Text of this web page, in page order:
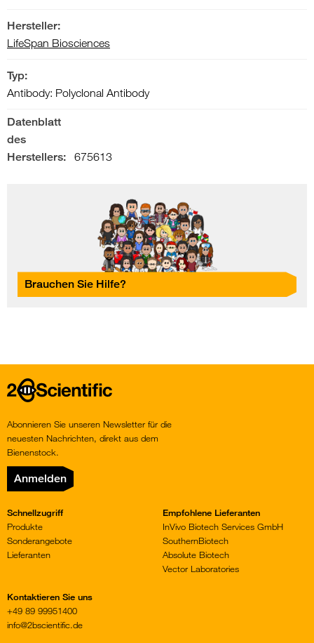
Hersteller:
LifeSpan Biosciences
Typ:
Antibody: Polyclonal Antibody
Datenblatt
des
Herstellers:
675613
Brauchen Sie Hilfe?
Home
Abonnieren Sie unseren Newsletter für die
neuesten Nachrichten, direkt aus dem
Bienenstock.
Anmelden
Schnellzugriff
Produkte
Sonderangebote
Lieferanten
Empfohlene Lieferanten
InVivo Biotech Services GmbH
SouthernBiotech
Absolute Biotech
Vector Laboratories
Kontaktieren Sie uns
+49 89 99951400
info@2bscientific.de